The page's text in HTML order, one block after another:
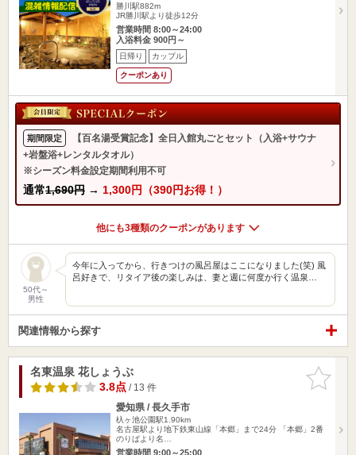
勝川駅882m
JR勝川駅より徒歩12分
営業時間 8:00～24:00
入浴料金 900円～
日帰り カップル
クーポンあり
期間限定
【百名湯受賞記念】全日入館丸ごとセット（入浴+サウナ
+岩盤浴+レンタルタオル）
※シーズン料金設定期間利用不可
通常1,690円 → 1,300円（390円お得！）
他にも3種類のクーポンがあります
50代～
男性
今年に入ってから、行きつけの風呂屋はここになりました(笑) 風
呂好きで、リタイア後の楽しみは、妻と週に何度か行く温泉…
関連情報から探す
お気に入
りに追加
名東温泉 花しょうぶ
3.8点/ 13 件
愛知県 / 長久手市
杁ヶ池公園駅1.90km
名古屋駅より地下鉄東山線「本郷」まで24分 「本郷」2番
のりばより名…
営業時間 9:00～25:00